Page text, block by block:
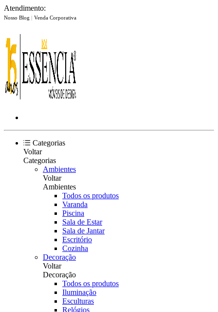
Atendimento:
Nosso Blog | Venda Corporativa
Categorias
Voltar
Categorias
Ambientes
Voltar
Ambientes
Todos os produtos
Varanda
Piscina
Sala de Estar
Sala de Jantar
Escritório
Cozinha
Decoração
Voltar
Decoração
Todos os produtos
Iluminação
Esculturas
Relógios